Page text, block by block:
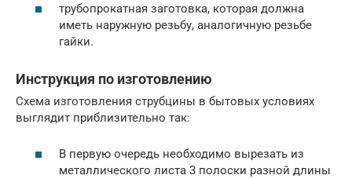
трубопрокатная заготовка, которая должна
иметь наружную резьбу, аналогичную резьбе
гайки.
Инструкция по изготовлению
Схема изготовления струбцины в бытовых условиях
выглядит приблизительно так:
В первую очередь необходимо вырезать из
металлического листа 3 полоски разной длины